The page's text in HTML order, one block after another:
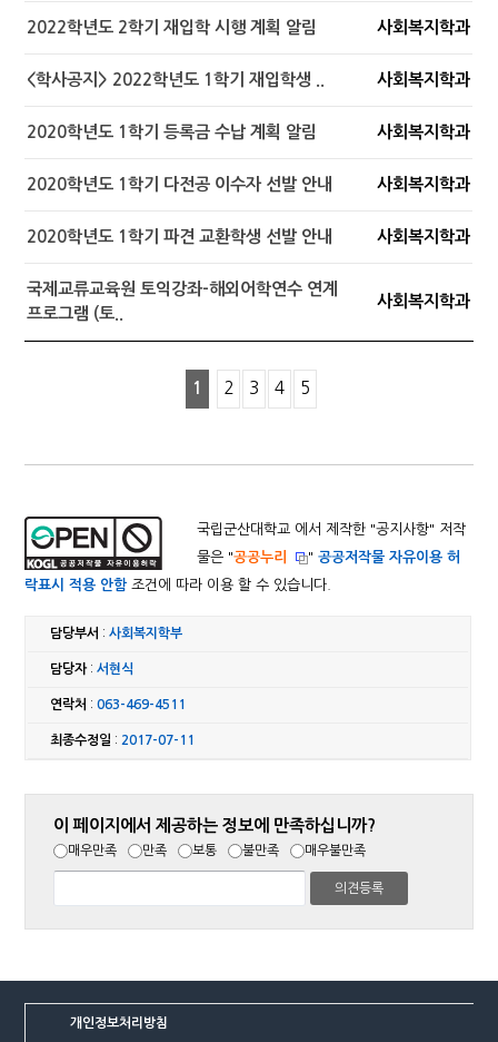
2022학년도 2학기 재입학 시행 계획 알림 사회복지학과
<학사공지> 2022학년도 1학기 재입학생 .. 사회복지학과
2020학년도 1학기 등록금 수납 계획 알림 사회복지학과
2020학년도 1학기 다전공 이수자 선발 안내 사회복지학과
2020학년도 1학기 파견 교환학생 선발 안내 사회복지학과
국제교류교육원 토익강좌-해외어학연수 연계
프로그램 (토..
사회복지학과
1 2 3 4 5
국립군산대학교 에서 제작한 "공지사항" 저작
물은 "공공누리 "공공저작물 자유이용 허
락표시 적용 안함조건에 따라 이용 할 수 있습니다.
담당부서 :사회복지학부
담당자:서현식
연락처 :063-469-4511
최종수정일 : 2017-07-11
이 페이지에서 제공하는 정보에 만족하십니까?
매우만족 만족 보통 불만족 매우불만족
개인정보처리방침